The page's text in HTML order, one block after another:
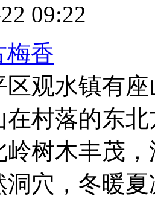
09:22
梅香
区观水镇有
在村落的东
岭树木丰茂
洞穴，冬暖